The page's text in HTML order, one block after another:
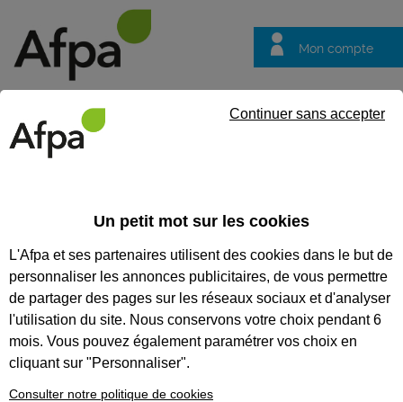
Mon compte
questions
Témoignage
L’Afpa ouvre ses
portes jeudi 16
septembre pour
révéler vos talents
Un petit mot sur les cookies
L'Afpa et ses partenaires utilisent des cookies dans le but de
personnaliser les annonces publicitaires, de vous permettre
de partager des pages sur les réseaux sociaux et d'analyser
l'utilisation du site. Nous conservons votre choix pendant 6
mois. Vous pouvez également paramétrer vos choix en
cliquant sur "Personnaliser".
Consulter notre politique de cookies
Continuer sans accepter